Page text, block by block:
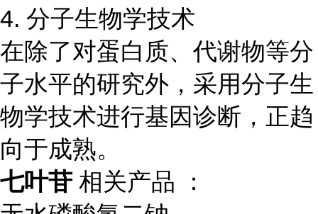
4. 分子生物学技术
在除了对蛋白质、代谢物等分
子水平的研究外，采用分子生
物学技术进行基因诊断，正趋
向于成熟。
七叶苷 相关产品 ：